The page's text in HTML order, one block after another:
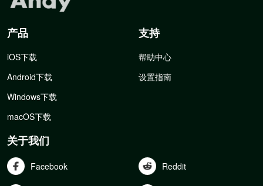
产品
iOS下载
Android下载
Windows下载
macOS下载
支持
帮助中心
设置指南
关于我们
Facebook Reddit